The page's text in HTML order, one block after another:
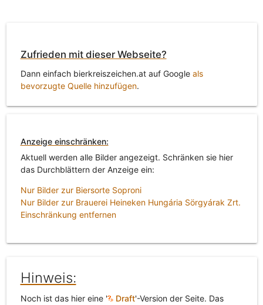
Zufrieden mit dieser Webseite?
Dann einfach bierkreiszeichen.at auf Google als
bevorzugte Quelle hinzufügen.
Anzeige einschränken:
Aktuell werden alle Bilder angezeigt. Schränken sie hier
das Durchblättern der Anzeige ein:
Nur Bilder zur Biersorte Soproni
Nur Bilder zur Brauerei Heineken Hungária Sörgyárak Zrt.
Einschränkung entfernen
Hinweis:
Noch ist das hier eine ' Draft'-Version der Seite. Das